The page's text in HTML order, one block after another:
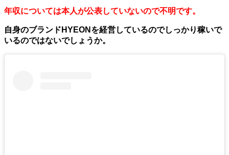
年収については本人が公表していないので不明です。
自身のブランドHYEONを経営しているのでしっかり稼いで
いるのではないでしょうか。